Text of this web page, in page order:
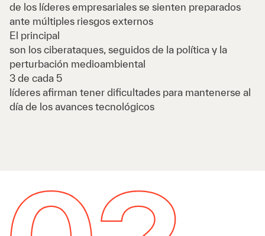
de los líderes empresariales se sienten preparados
ante múltiples riesgos externos
El principal
son los ciberataques, seguidos de la política y la
perturbación medioambiental
3 de cada 5
líderes afirman tener dificultades para mantenerse al
día de los avances tecnológicos